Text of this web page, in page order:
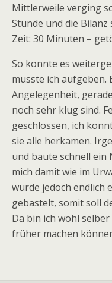
Mittlerweile verging
Stunde und die
Zeit: 30 Minuten –
So konnte es
musste ich aufgeben.
Angelegenheit,
noch sehr klug sind.
geschlossen, ich
sie alle herkamen.
und baute schnell
mich damit wie im
wurde jedoch endlich
gebastelt, somit soll
Da bin ich wohl
früher machen